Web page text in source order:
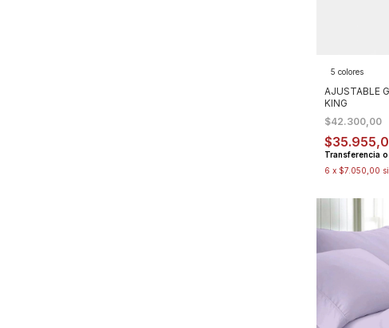
5 colores
AJUSTABLE
KING
$42.300,00
Transferencia
6 x $7.050,00